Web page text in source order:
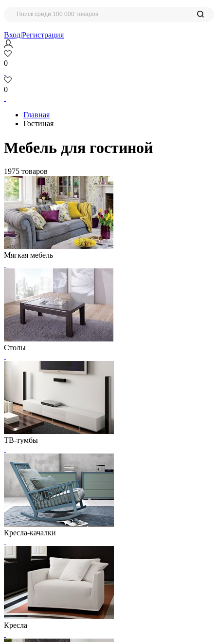
Вход|Регистрация
0
0
Главная
Гостиная
Мебель для гостиной
1975 товаров
Мягкая мебель
Столы
ТВ-тумбы
Кресла-качалки
Кресла